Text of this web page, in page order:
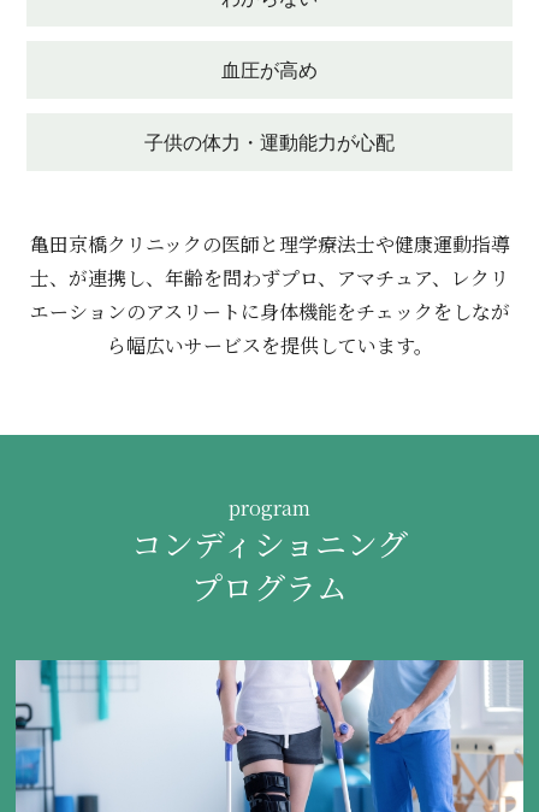
血圧が高め
子供の体力・運動能力が心配
亀田京橋クリニックの医師と理学療法士や健康運動指導
士、が連携し、年齢を問わずプロ、アマチュア、レクリ
エーションのアスリートに身体機能をチェックをしなが
ら幅広いサービスを提供しています。
program
コンディショニング
プログラム